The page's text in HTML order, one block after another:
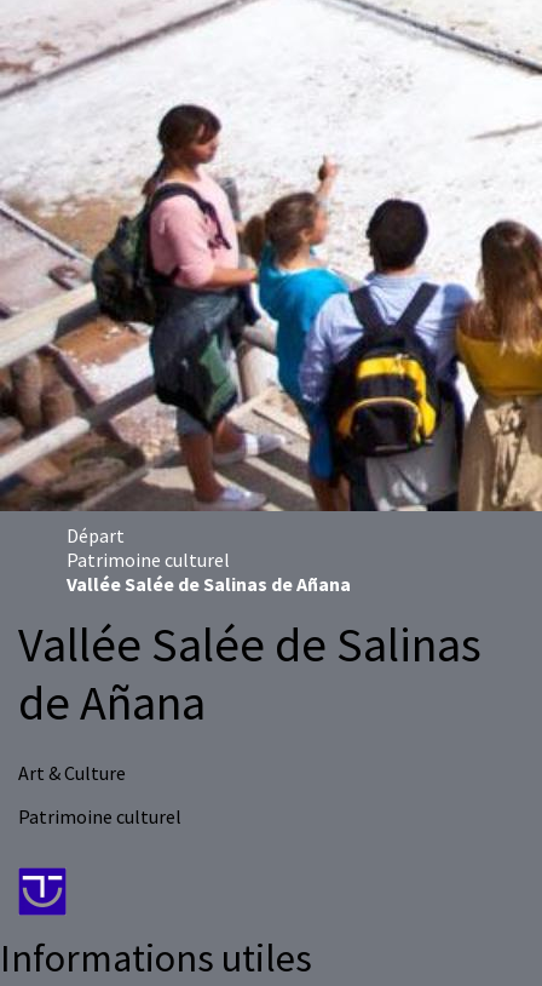
Départ
Patrimoine culturel
Vallée Salée de Salinas de Añana
Vallée Salée de Salinas
de Añana
Art & Culture
Patrimoine culturel
Informations utiles